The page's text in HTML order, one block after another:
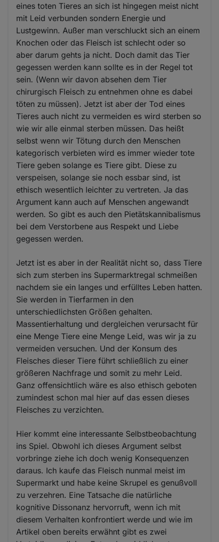
eines toten Tieres an sich ist hingegen meist nicht
mit Leid verbunden sondern Energie und
Lustgewinn. Außer man verschluckt sich an einem
Knochen oder das Fleisch ist schlecht oder so
aber darum gehts ja nicht. Doch damit das Tier
gegessen werden kann sollte es in der Regel tot
sein. (Wenn wir davon absehen dem Tier
chirurgisch Fleisch zu entnehmen ohne es dabei
töten zu müssen). Jetzt ist aber der Tod eines
Tieres auch nicht zu vermeiden es wird sterben so
wie wir alle einmal sterben müssen. Das heißt
selbst wenn wir Tötung durch den Menschen
kategorisch verbieten wird es immer wieder tote
Tiere geben solange es Tiere gibt. Diese zu
verspeisen, solange sie noch essbar sind, ist
ethisch wesentlich leichter zu vertreten. Ja das
Argument kann auch auf Menschen angewandt
werden. So gibt es auch den Pietätskannibalismus
bei dem Verstorbene aus Respekt und Liebe
gegessen werden.
Jetzt ist es aber in der Realität nicht so, dass Tiere
sich zum sterben ins Supermarktregal schmeißen
nachdem sie ein langes und erfülltes Leben hatten.
Sie werden in Tierfarmen in den
unterschiedlichsten Größen gehalten.
Massentierhaltung und dergleichen verursacht für
eine Menge Tiere eine Menge Leid, was wir ja zu
vermeiden versuchen. Und der Konsum des
Fleisches dieser Tiere führt schließlich zu einer
größeren Nachfrage und somit zu mehr Leid.
Ganz offensichtlich wäre es also ethisch geboten
zumindest schon mal hier auf das essen dieses
Fleisches zu verzichten.
Hier kommt eine interessante Selbstbeobachtung
ins Spiel. Obwohl ich dieses Argument selbst
vorbringe ziehe ich doch wenig Konsequenzen
daraus. Ich kaufe das Fleisch nunmal meist im
Supermarkt und habe keine Skrupel es genußvoll
zu verzehren. Eine Tatsache die natürliche
kognitive Dissonanz hervorruft, wenn ich mit
diesem Verhalten konfrontiert werde und wie im
Artikel oben bereits erwähnt gibt es zwei